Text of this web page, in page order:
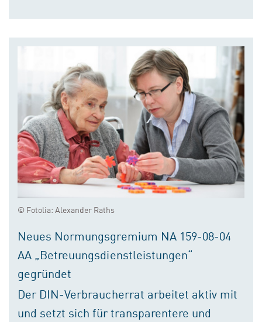
© Fotolia: Alexander Raths
Neues Normungsgremium NA 159-08-04
AA „Betreuungsdienstleistungen“
gegründet
Der DIN-Verbraucherrat arbeitet aktiv mit
und setzt sich für transparentere und